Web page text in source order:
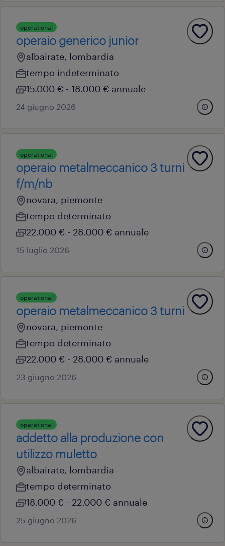
operational
operaio generico junior
albairate, lombardia
tempo indeterminato
15.000 € - 18.000 € annuale
24 giugno 2026
operational
operaio metalmeccanico 3 turni
f/m/nb
novara, piemonte
tempo determinato
22.000 € - 28.000 € annuale
15 luglio 2026
operational
operaio metalmeccanico 3 turni
novara, piemonte
tempo determinato
22.000 € - 28.000 € annuale
23 giugno 2026
operational
addetto alla produzione con
utilizzo muletto
albairate, lombardia
tempo determinato
18.000 € - 22.000 € annuale
25 giugno 2026